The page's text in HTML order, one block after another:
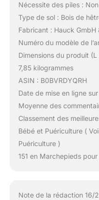
Nécessite des piles : Non
Type de sol : Bois de
Fabricant : Hauck GmbH
Numéro du modèle de
Dimensions du produit
7,85 kilogrammes
ASIN : B0BVRDYQRH
Date de mise en ligne
Moyenne des
Classement des
Bébé et Puériculture (
Puériculture )
151 en Marchepieds
Note de la rédaction 16/